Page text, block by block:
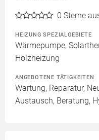
0 Sterne
HEIZUNG SPEZIALGEBIETE
Wärmepumpe,
Holzheizung
ANGEBOTENE TÄTIGKEITEN
Wartung, Reparatur,
Austausch, Beratung,